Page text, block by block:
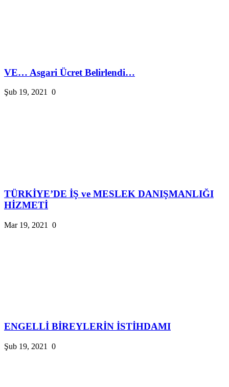
VE… Asgari Ücret Belirlendi…
Şub 19, 2021 0
TÜRKİYE’DE İŞ ve MESLEK DANIŞMANLIĞI
HİZMETİ
Mar 19, 2021 0
ENGELLİ BİREYLERİN İSTİHDAMI
Şub 19, 2021 0